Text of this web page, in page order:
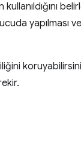
yapılması